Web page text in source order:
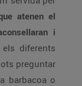
atenen el
i
els diferents
preguntar
barbacoa o